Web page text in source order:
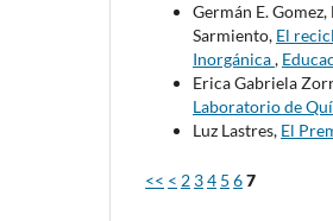
Germán E.
Sarmiento, El
Inorgánica,
Erica Gabriela
Laboratorio de
Luz Lastres, El
<< < 2 34 5 67